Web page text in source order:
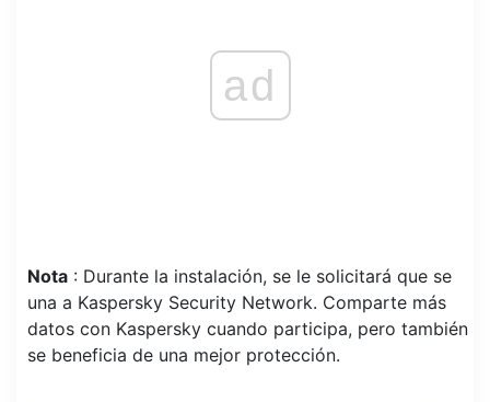
ad
Nota : Durante la instalación, se le solicitará que se
una a Kaspersky Security Network. Comparte más
datos con Kaspersky cuando participa, pero también
se beneficia de una mejor protección.